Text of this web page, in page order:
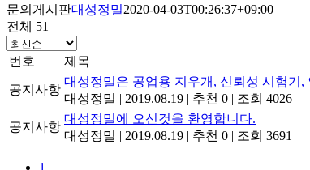
문의게시판대성정밀2020-04-03T00:26:37+09:00
전체 51
번호 제목
공지사항
대성정밀은 공업용 지우개, 신뢰성 시험기
대성정밀 | 2019.08.19 | 추천 0 | 조회 4026
공지사항
대성정밀에 오신것을 환영합니다.
대성정밀 | 2019.08.19 | 추천 0 | 조회 3691
1